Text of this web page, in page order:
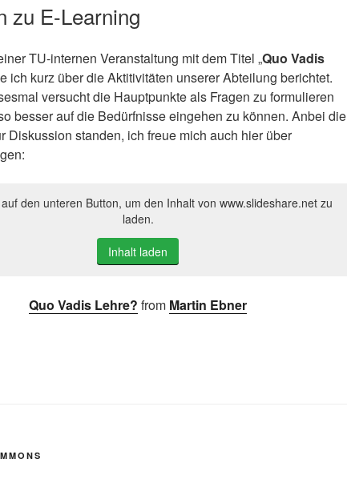
zu E-Learning
TU-internen Veranstaltung mit dem Titel „Quo Vadis
ich kurz über die Aktitivitäten unserer Abteilung berichtet.
versucht die Hauptpunkte als Fragen zu formulieren
besser auf die Bedürfnisse eingehen zu können. Anbei die
Diskussion standen, ich freue mich auch hier über
den unteren Button, um den Inhalt von www.slideshare.net zu
laden.
Inhalt laden
Quo Vadis Lehre? from Martin Ebner